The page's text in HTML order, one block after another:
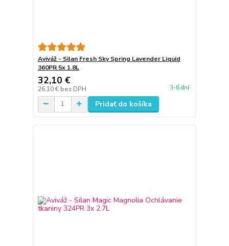
Aviváž - Silan Fresh Sky Spring Lavender Liquid
360PR 5x 1.8L
32,10 €
26,10 € bez DPH 3-6 dní
Pridať do košíka